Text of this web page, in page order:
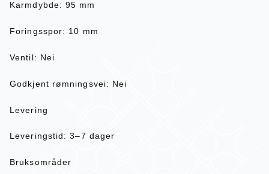
Karmdybde: 95 mm
Foringsspor: 10 mm
Ventil: Nei
Godkjent rømningsvei: Nei
Levering
Leveringstid: 3–7 dager
Bruksområder